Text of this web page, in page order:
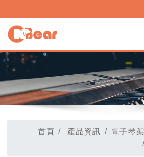
首頁 產品資訊 電子琴架